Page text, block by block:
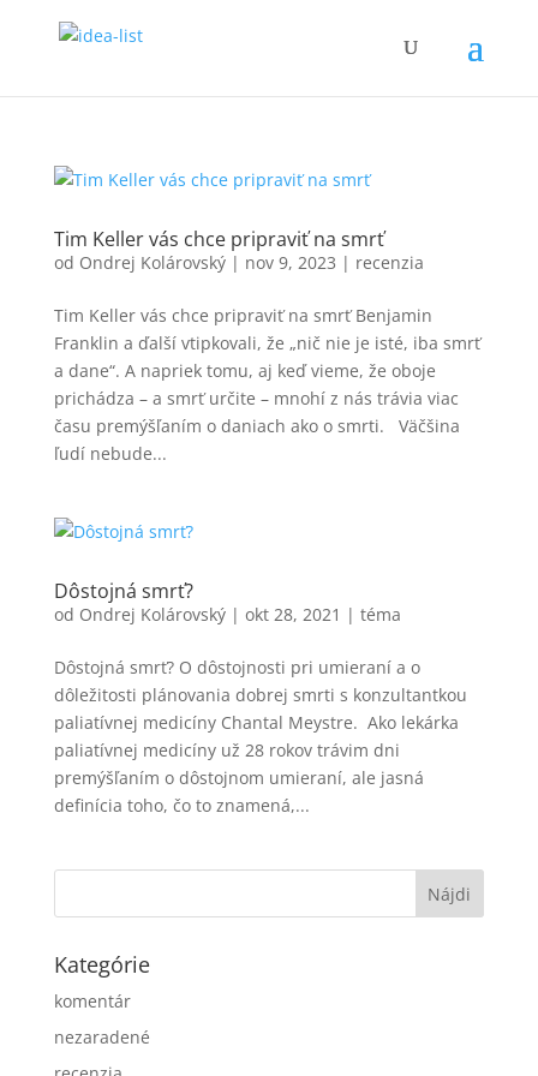
Tim Keller vás chce pripraviť na smrť
od Ondrej Kolárovský| nov 9, 2023 | recenzia
Tim Keller vás chce pripraviť na smrť Benjamin
Franklin a ďalší vtipkovali, že „nič nie je isté, iba smrť
a dane“. A napriek tomu, aj keď vieme, že oboje
prichádza – a smrť určite – mnohí z nás trávia viac
času premýšľaním o daniach ako o smrti. Väčšina
ľudí nebude...
Dôstojná smrť?
od Ondrej Kolárovský| okt 28, 2021 | téma
Dôstojná smrť? O dôstojnosti pri umieraní a o
dôležitosti plánovania dobrej smrti s konzultantkou
paliatívnej medicíny Chantal Meystre. ​ Ako lekárka
paliatívnej medicíny už 28 rokov trávim dni
premýšľaním o dôstojnom umieraní, ale jasná
definícia toho, čo to znamená,...
Kategórie
komentár
nezaradené